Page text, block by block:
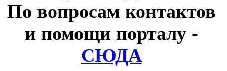
По вопросам контактов
и помощи порталу -
СЮДА